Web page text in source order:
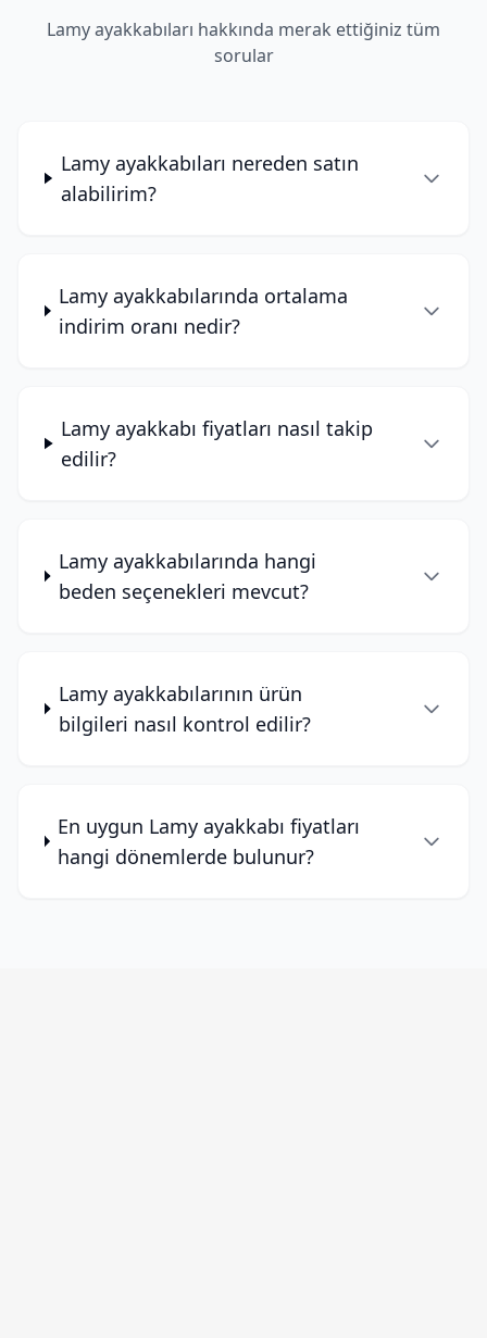
Lamy ayakkabıları hakkında merak ettiğiniz tüm
sorular
Lamy ayakkabıları nereden satın
alabilirim?
Lamy ayakkabılarında ortalama
indirim oranı nedir?
Lamy ayakkabı fiyatları nasıl takip
edilir?
Lamy ayakkabılarında hangi
beden seçenekleri mevcut?
Lamy ayakkabılarının ürün
bilgileri nasıl kontrol edilir?
En uygun Lamy ayakkabı fiyatları
hangi dönemlerde bulunur?